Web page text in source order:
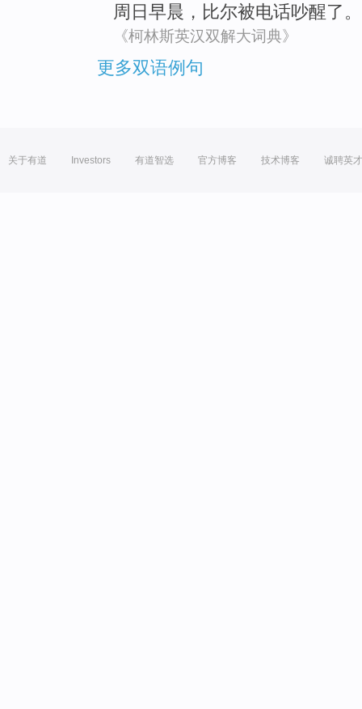
周日早晨 ， 比尔被电话吵醒了 。
《柯林斯英汉双解大词典》
更多双语例句
关于有道 Investors 有道智选 官方博客 技术博客 诚聘英才